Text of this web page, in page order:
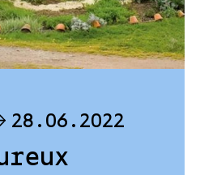
28.06.2022